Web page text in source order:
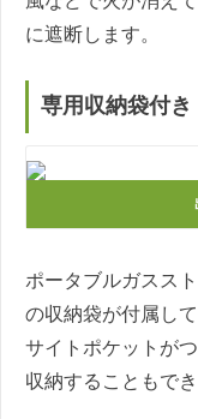
に遮断します。
専用収納袋付き
ポータブルガスス
の収納袋が付属して
サイトポケットが
収納することもでき